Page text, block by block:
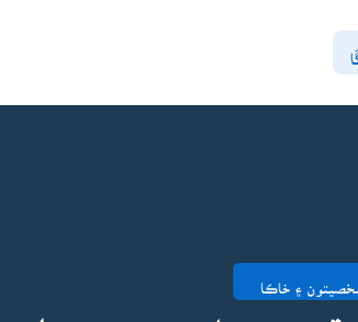
۽ خاڪا